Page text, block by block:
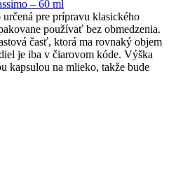
– 60 ml
pre prípravu klasického
používať bez obmedzenia.
časť, ktorá ma rovnaký objem
je iba v čiarovom kóde. Výška
kapsulou na mlieko, takže bude